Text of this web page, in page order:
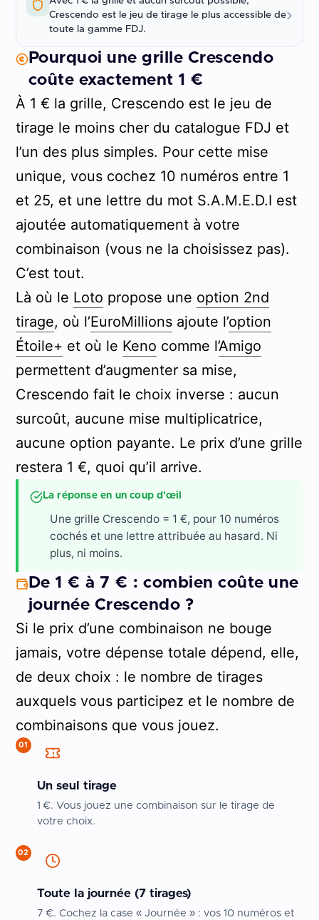
Crescendo est le jeu de tirage le plus accessible de
toute la gamme FDJ.
›
Pourquoi une grille Crescendo
coûte exactement 1 €
À 1 € la grille, Crescendo est le jeu de
tirage le moins cher du catalogue FDJ et
l’un des plus simples. Pour cette mise
unique, vous cochez 10 numéros entre 1
et 25, et une lettre du mot S.A.M.E.D.I est
ajoutée automatiquement à votre
combinaison (vous ne la choisissez pas).
C’est tout.
Là où le Loto propose une option 2nd
tirage, où l’EuroMillionsajoute l’option
Étoile+ et où le Keno comme l’Amigo
permettent d’augmenter sa mise,
Crescendo fait le choix inverse : aucun
surcoût, aucune mise multiplicatrice,
aucune option payante. Le prix d’une grille
restera 1 €, quoi qu’il arrive.
La réponse en un coup d'œil
Une grille Crescendo = 1 €, pour 10 numéros
cochés et une lettre attribuée au hasard. Ni
plus, ni moins.
De 1 € à 7 € : combien coûte une
journée Crescendo ?
Si le prix d’une combinaison ne bouge
jamais, votre dépense totale dépend, elle,
de deux choix : le nombre de tirages
auxquels vous participez et le nombre de
combinaisons que vous jouez.
01
Un seul tirage
1 €. Vous jouez une combinaison sur le tirage de
votre choix.
02
Toute la journée (7 tirages)
7 €. Cochez la case « Journée » : vos 10 numéros et